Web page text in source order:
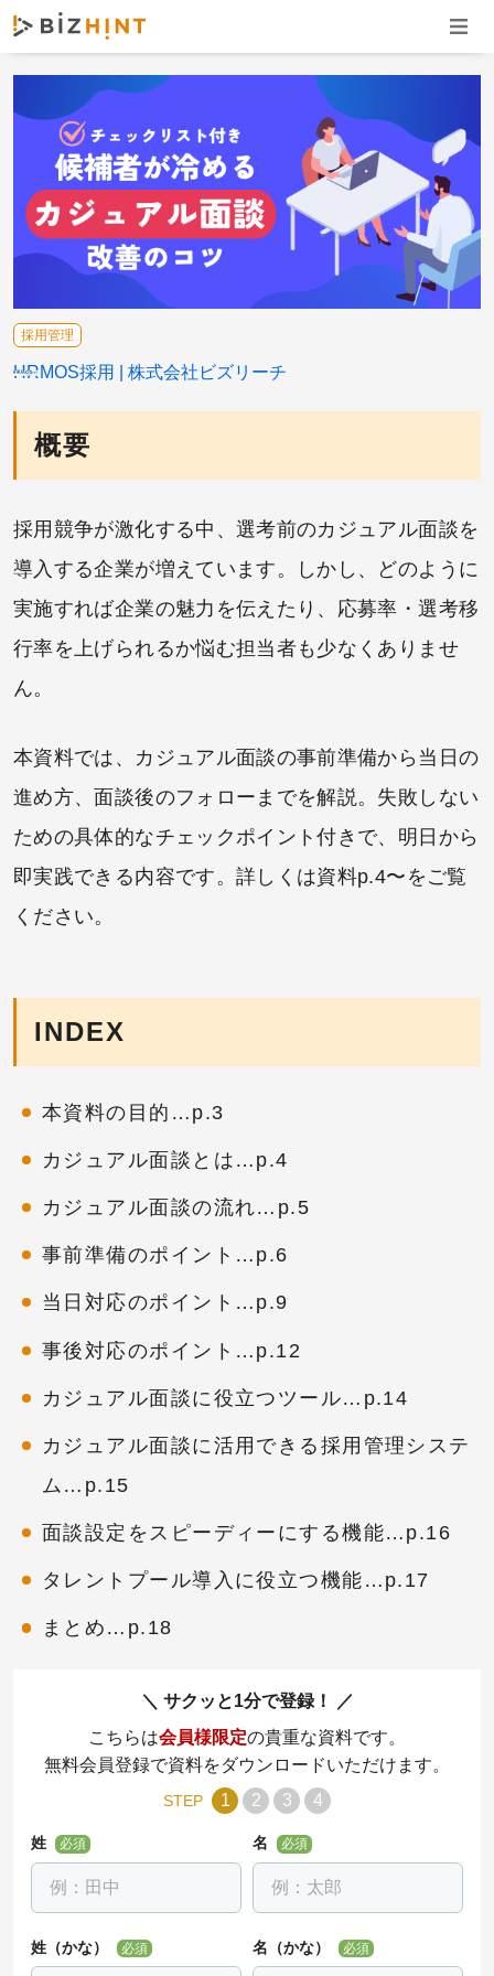
ナビ
概要
採用競争が激化する中、選考前のカジュアル面談を
導入する企業が増えています。しかし、どのように
実施すれば企業の魅力を伝えたり、応募率・選考移
行率を上げられるか悩む担当者も少なくありませ
ん。
本資料では、カジュアル面談の事前準備から当日の
進め方、面談後のフォローまでを解説。失敗しない
ための具体的なチェックポイント付きで、明日から
即実践できる内容です。詳しくは資料p.4〜をご覧
ください。
INDEX
本資料の目的…p.3
カジュアル面談とは…p.4
カジュアル面談の流れ…p.5
事前準備のポイント…p.6
当日対応のポイント…p.9
事後対応のポイント…p.12
カジュアル面談に役立つツール…p.14
カジュアル面談に活用できる採用管理システ
ム…p.15
面談設定をスピーディーにする機能…p.16
タレントプール導入に役立つ機能…p.17
まとめ…p.18
採用管理
HRMOS採用 株式会社ビズリーチ
サクッと1分で登録！
こちらは会員様限定の貴重な資料です。
無料会員登録で資料をダウンロードいただけます。
STEP 1 2 3 4
姓 必須 名 必須
姓（かな） 必須 名（かな） 必須